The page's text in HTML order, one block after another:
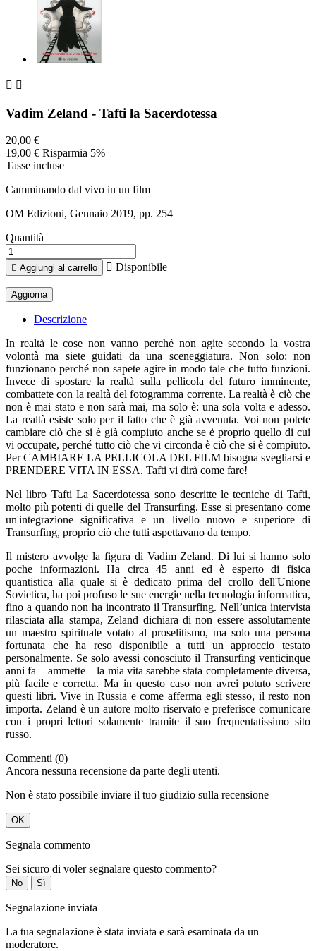
 
Vadim Zeland - Tafti la Sacerdotessa
20,00 €
19,00 € Risparmia 5%
Tasse incluse
Camminando dal vivo in un film
OM Edizioni, Gennaio 2019, pp. 254
Quantità
 Aggiungi al carrello  Disponibile
Descrizione
In realtà le cose non vanno perché non agite secondo la vostra
volontà ma siete guidati da una sceneggiatura. Non solo: non
funzionano perché non sapete agire in modo tale che tutto funzioni.
Invece di spostare la realtà sulla pellicola del futuro imminente,
combattete con la realtà del fotogramma corrente. La realtà è ciò che
non è mai stato e non sarà mai, ma solo è: una sola volta e adesso.
La realtà esiste solo per il fatto che è già avvenuta. Voi non potete
cambiare ciò che si è già compiuto anche se è proprio quello di cui
vi occupate, perché tutto ciò che vi circonda è ciò che si è compiuto.
Per CAMBIARE LA PELLICOLA DEL FILM bisogna svegliarsi e
PRENDERE VITA IN ESSA. Tafti vi dirà come fare!
Nel libro Tafti La Sacerdotessa sono descritte le tecniche di Tafti,
molto più potenti di quelle del Transurfing. Esse si presentano come
un'integrazione significativa e un livello nuovo e superiore di
Transurfing, proprio ciò che tutti aspettavano da tempo.
Il mistero avvolge la figura di Vadim Zeland. Di lui si hanno solo
poche informazioni. Ha circa 45 anni ed è esperto di fisica
quantistica alla quale si è dedicato prima del crollo dell'Unione
Sovietica, ha poi profuso le sue energie nella tecnologia informatica,
fino a quando non ha incontrato il Transurfing. Nell’unica intervista
rilasciata alla stampa, Zeland dichiara di non essere assolutamente
un maestro spirituale votato al proselitismo, ma solo una persona
fortunata che ha reso disponibile a tutti un approccio testato
personalmente. Se solo avessi conosciuto il Transurfing venticinque
anni fa – ammette – la mia vita sarebbe stata completamente diversa,
più facile e corretta. Ma in questo caso non avrei potuto scrivere
questi libri. Vive in Russia e come afferma egli stesso, il resto non
importa. Zeland è un autore molto riservato e preferisce comunicare
con i propri lettori solamente tramite il suo frequentatissimo sito
russo.
Commenti (0)
Ancora nessuna recensione da parte degli utenti.
Non è stato possibile inviare il tuo giudizio sulla recensione
OK
Segnala commento
Sei sicuro di voler segnalare questo commento?
No Sì
Segnalazione inviata
La tua segnalazione è stata inviata e sarà esaminata da un
moderatore.